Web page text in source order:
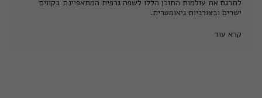
לתרגם את עולמות התוכן הללו לשפה גרפית המתאפיינת בקווים
ישרים ובצורניות גיאומטרית.
קרא עוד